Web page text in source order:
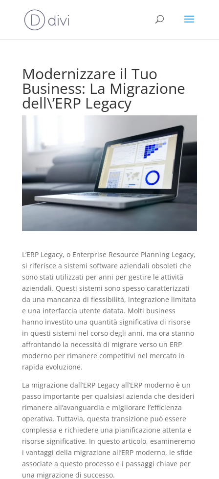
Modernizzare il Tuo
Business: La Migrazione
dell\’ERP Legacy
L’ERP Legacy, o Enterprise Resource Planning Legacy,
si riferisce a sistemi software aziendali obsoleti che
sono stati utilizzati per anni per gestire le attività
aziendali. Questi sistemi sono spesso caratterizzati
da una mancanza di flessibilità, integrazione limitata
e una interfaccia utente datata. Molti business
hanno investito una quantità significativa di risorse
in questi sistemi nel corso degli anni, ma ora stanno
affrontando la necessità di migrare verso un ERP
moderno per rimanere competitivi nel mercato in
rapida evoluzione.
La migrazione dall’ERP Legacy all’ERP moderno è un
passo importante per qualsiasi azienda che desideri
rimanere all’avanguardia e migliorare l’efficienza
operativa. Tuttavia, questa transizione può essere
complessa e richiedere una pianificazione attenta e
risorse significative. In questo articolo, esamineremo
i vantaggi della migrazione all’ERP moderno, le sfide
associate a questo processo e i passaggi chiave per
una migrazione di successo.